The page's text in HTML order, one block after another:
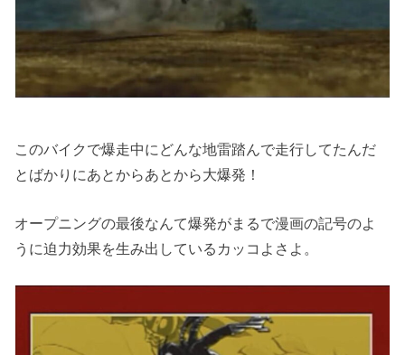
このバイクで爆走中にどんな地雷踏んで走行してたんだ
とばかりにあとからあとから大爆発！
オープニングの最後なんて爆発がまるで漫画の記号のよ
うに迫力効果を生み出しているカッコよさよ。